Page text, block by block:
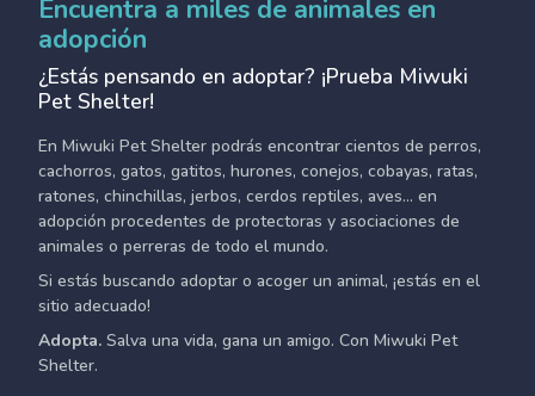
Encuentra a miles de animales en
adopción
¿Estás pensando en adoptar? ¡Prueba Miwuki
Pet Shelter!
En Miwuki Pet Shelter podrás encontrar cientos de perros,
cachorros, gatos, gatitos, hurones, conejos, cobayas, ratas,
ratones, chinchillas, jerbos, cerdos reptiles, aves... en
adopción procedentes de protectoras y asociaciones de
animales o perreras de todo el mundo.
Si estás buscando adoptar o acoger un animal, ¡estás en el
sitio adecuado!
Adopta. Salva una vida, gana un amigo. Con Miwuki Pet
Shelter.